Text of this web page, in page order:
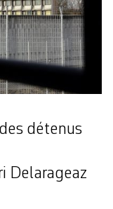
détenus
Delarageaz